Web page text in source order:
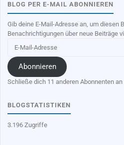
BLOG PER E-MAIL ABONNIEREN
Gib deine E-Mail-Adresse an, um diesen
Benachrichtigungen über neue Beiträge
Mail-
Adresse
Abonnieren
Schließe dich 11 anderen Abonnenten an
BLOGSTATISTIKEN
3.196 Zugriffe